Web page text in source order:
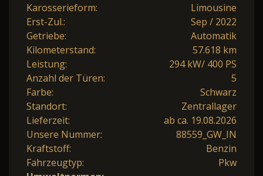
Karosserieform:
Limousine
Erst-Zul.:
Sep / 2022
Getriebe:
Automatik
Kilometerstand:
57.618 km
Leistung:
294 kW/ 400 PS
Anzahl der Türen:
5
Farbe:
Schwarz
Standort:
Zentrallager
Lieferzeit:
ab ca. 19.08.2026
Unsere Nummer:
88559_GW_IN
Kraftstoff:
Benzin
Fahrzeugtyp:
Pkw